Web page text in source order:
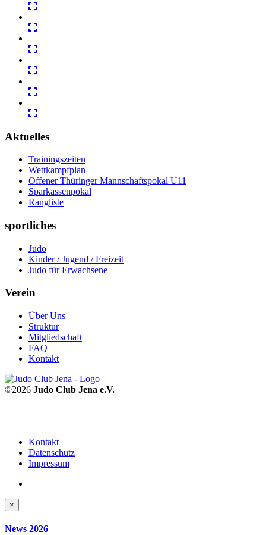
Aktuelles
Trainingszeiten
Wettkampfplan
Offener Thüringer Mannschaftspokal U11
Sparkassenpokal
Rangliste
sportliches
Judo
Kinder / Jugend / Freizeit
Judo für Erwachsene
Verein
Über Uns
Struktur
Mitgliedschaft
FAQ
Kontakt
©2026 Judo Club Jena e.V.
Kontakt
Datenschutz
Impressum
×
News 2026